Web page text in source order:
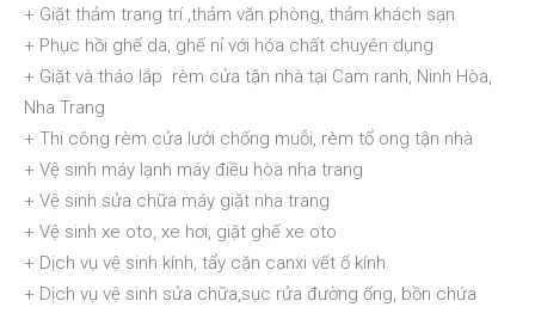
+ Giặt thảm trang trí ,thảm văn phòng, thảm khách sạn
+ Phục hồi ghế da, ghế nỉ với hóa chất chuyên dụng
+ Giặt và tháo lắp rèm cửa tận nhà tại Cam ranh, Ninh Hòa,
Nha Trang
+ Thi công rèm cửa lưới chống muỗi, rèm tổ ong tận nhà
+ Vệ sinh máy lạnh máy điều hòa nha trang
+ Vệ sinh sửa chữa máy giặt nha trang
+ Vệ sinh xe oto, xe hơi, giặt ghế xe oto
+ Dịch vụ vệ sinh kính, tẩy cặn canxi vết ố kính
+ Dịch vụ vệ sinh sửa chữa,sục rửa đường ống, bồn chứa